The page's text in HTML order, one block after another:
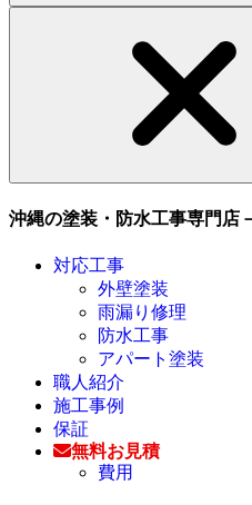
沖縄の塗装・防水工事専門店
対応工事
外壁塗装
雨漏り修理
防水工事
アパート塗装
職人紹介
施工事例
保証
無料お見積
費用